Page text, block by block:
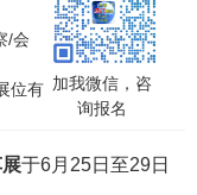
/会
位有 加我微信，咨
询报名
于6月25日至29日